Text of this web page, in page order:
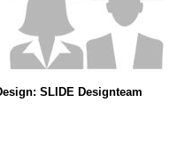
SLIDE Designteam